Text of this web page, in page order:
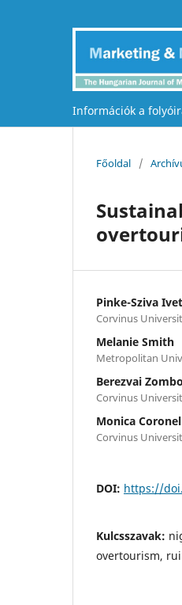
Információk a
Főoldal /
Pinke-Sziva
Corvinus
Melanie Smith
Metropolitan
Berezvai
Corvinus
Monica
Corvinus
DOI: https://
Kulcsszavak:
overtourism,